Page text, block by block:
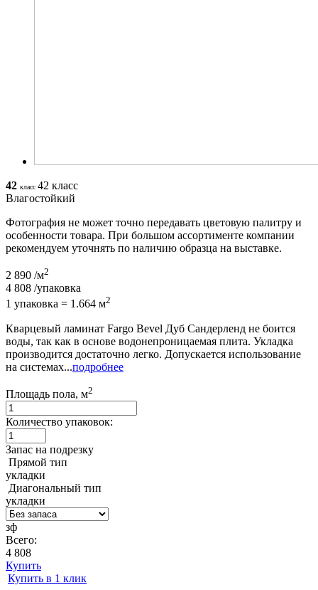
42 класс 42 класс
Влагостойкий
Фотография не может точно передавать цветовую палитру и
особенности товара. При большом ассортименте компании
рекомендуем уточнять по наличию образца на выставке.
2 890 /м2
4 808 /упаковка
1 упаковка = 1.664 м2
Кварцевый ламинат Fargo Bevel Дуб Сандерленд не боится
воды, так как в основе водонепроницаемая плита. Укладка
производится достаточно легко. Допускается использование
на системах...подробнее
Площадь пола, м2
Количество упаковок:
Запас на подрезку
Прямой тип
укладки
Диагональный тип
укладки
зф
Всего:
4 808
Купить
Купить в 1 клик